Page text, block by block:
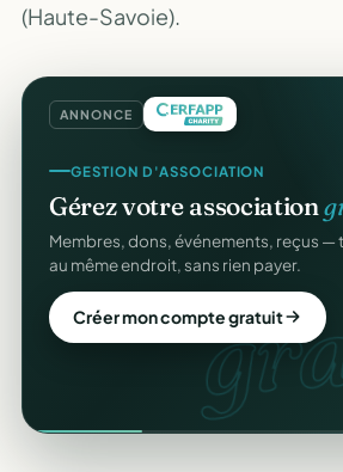
(Haute-Savoie).
ANNONCE
GESTION D'ASSOCIATION
Gérez votre association
Membres, dons, événements, reçus
au même endroit, sans rien payer.
Créer mon compte gratuit